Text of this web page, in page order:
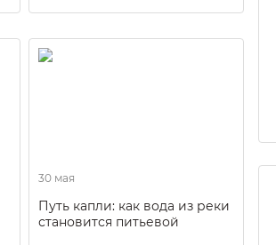
30 мая
Путь капли: как вода из реки
становится питьевой